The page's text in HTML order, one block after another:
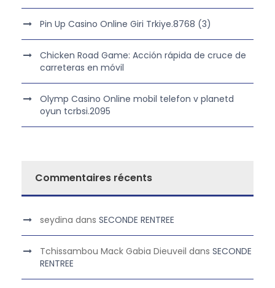
Pin Up Casino Online Giri Trkiye.8768 (3)
Chicken Road Game: Acción rápida de cruce de
carreteras en móvil
Olymp Casino Online mobil telefon v planetd
oyun tcrbsi.2095
Commentaires récents
seydina dans SECONDE RENTREE
Tchissambou Mack Gabia Dieuveil dans SECONDE
RENTREE